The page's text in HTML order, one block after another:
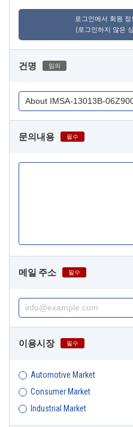
로그인에서 회원
(로그인하지 않은
건명 임의
문의내용 필수
메일 주소 필수
이용시장 필수
Automotive Market
Consumer Market
Industrial Market